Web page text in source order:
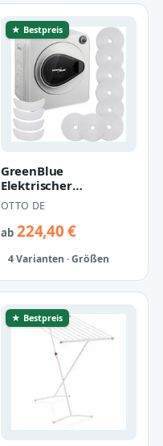
★ Bestpreis
GreenBlue
Elektrischer
Wäschetrockner
GB405 Ablufttrockner
für kleine…
OTTO DE
ab224,40 €
4 Varianten · Größen
★ Bestpreis